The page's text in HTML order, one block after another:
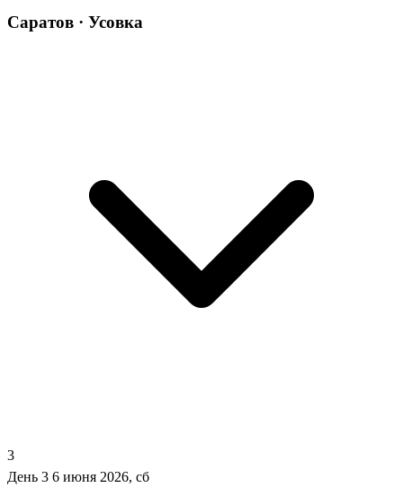
Саратов · Усовка
3
День 3 6 июня 2026, сб